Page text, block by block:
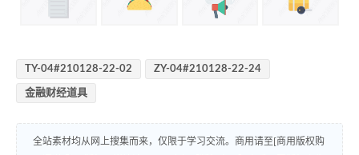
TY-04#210128-22-02 ZY-04#210128-22-24
金融财经道具
全站素材均从网上搜集而来，仅限于学习交流。商用请至[商用版权购